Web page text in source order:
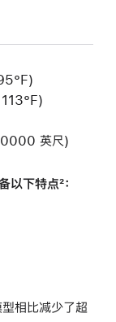
英尺)
下特点²：
相比减少了超